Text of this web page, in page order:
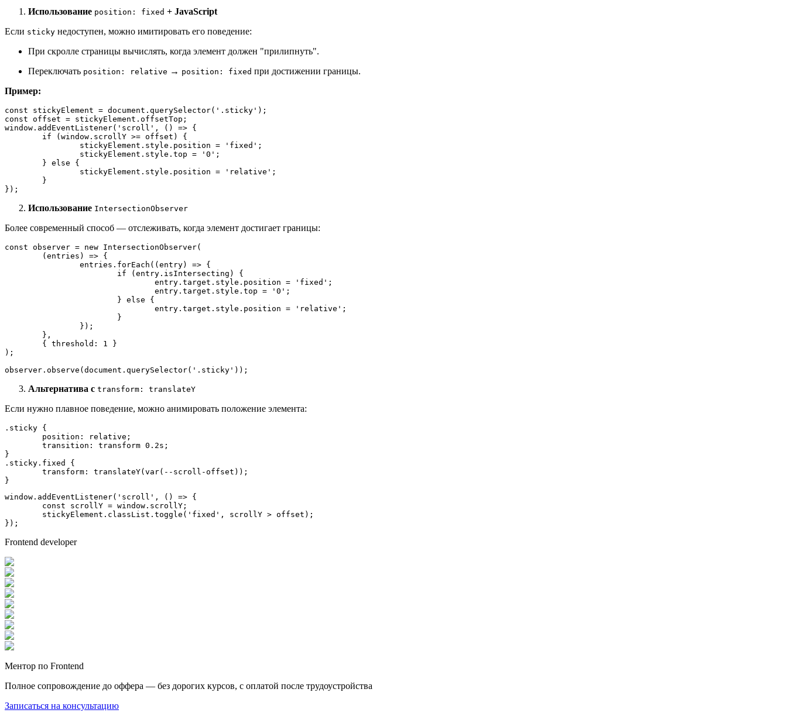
Использование position: fixed + JavaScript
Если sticky недоступен, можно имитировать его поведение:
При скролле страницы вычислять, когда элемент должен "прилипнуть".
Переключать position: relative → position: fixed при достижении границы.
Пример:
const stickyElement = document . querySelector( '.sticky'
const offset = stickyElement. offsetTop
window . addEventListener( 'scroll' , () => {
if ( window . scrollY >= offset) {
		stickyElement.
style . position = 'fixed' ;
		stickyElement.
style . top = '0' ;
	}
else {
		stickyElement.
style . position = 'relative' ;
});
Использование IntersectionObserver
Более современный способ — отслеживать, когда элемент достигает границы:
const observer = new IntersectionObserver(
( entries ) => {
    		entries.
forEach ( ( entry) => {
if (entry. isIntersecting ) {
        			entry.
target . style . position = 'fixed' ;
        			entry.
target . style . top = '0' ;
      			}
else {
        			entry.
target . style . position = 'relative' ;
  	{
threshold : 1
}
);
observer. observe ( document . querySelector( '.sticky' ));
Альтернатива с transform: translateY
Если нужно плавное поведение, можно анимировать положение элемента:
.sticky {
position : relative;
transition : transform 0.2s ;
.sticky .fixed
{
transform : translateY( var(--scroll-offset));
}
window . addEventListener( 'scroll' , () => {
const scrollY = window . scrollY ;
	stickyElement.
classList . toggle ( 'fixed' , scrollY > offset);
});
Frontend developer
Ментор по Frontend
Полное сопровождение до оффера — без дорогих курсов, с оплатой после трудоустройства
Записаться на консультацию